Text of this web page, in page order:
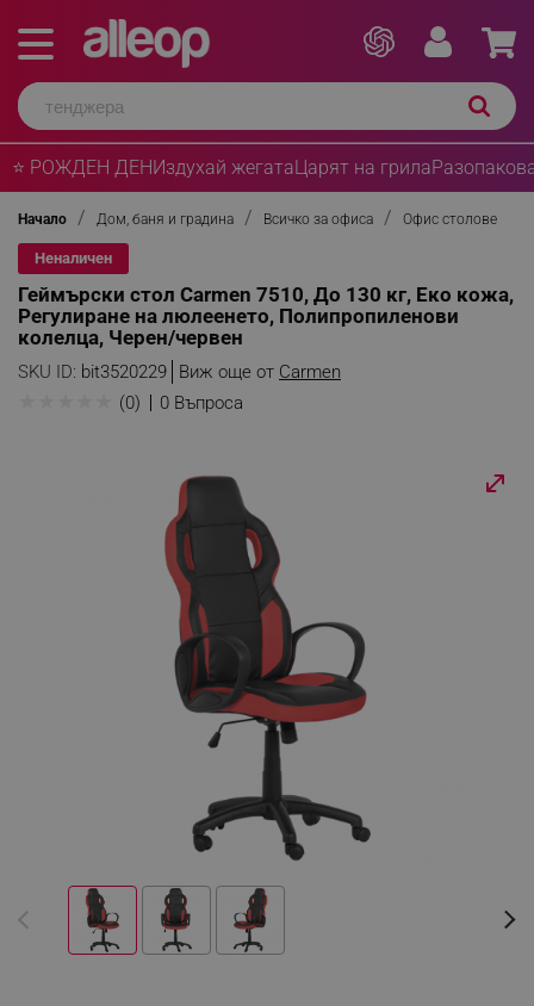
⭐ РОЖДЕН ДЕНИздухай жегатаЦарят на грила
Начало Дом, баня и градина Всичко за офиса Офис столове
Неналичен
Геймърски стол Carmen 7510, До 130 кг, Еко кожа,
Регулиране на люлеенето, Полипропиленови
колелца, Черен/червен
SKU ID: bit3520229 Виж още от Carmen
(0) 0 Въпроса